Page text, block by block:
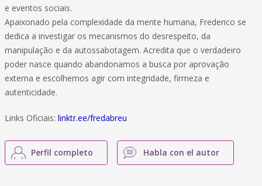
e eventos sociais.
Apaixonado pela complexidade da mente humana, Frederico se
dedica a investigar os mecanismos do desrespeito, da
manipulação e da autossabotagem. Acredita que o verdadeiro
poder nasce quando abandonamos a busca por aprovação
externa e escolhemos agir com integridade, firmeza e
autenticidade.
Links Oficiais: linktr.ee/fredabreu
Perfil completo Habla con el autor